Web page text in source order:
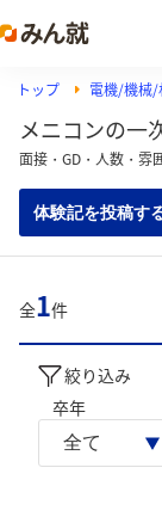
トップ 電機/機械/
メニコンの一
面接・GD・人数・雰
体験記を投稿す
全1件
絞り込み
卒年